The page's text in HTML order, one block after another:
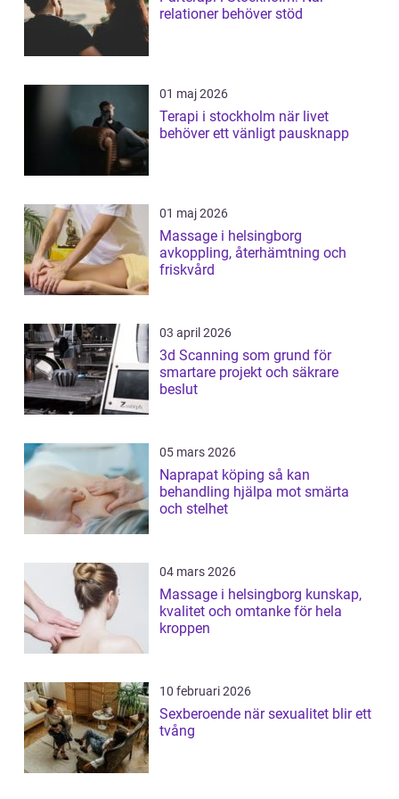
relationer behöver stöd
01 maj 2026
Terapi i stockholm när livet
behöver ett vänligt pausknapp
01 maj 2026
Massage i helsingborg
avkoppling, återhämtning och
friskvård
03 april 2026
3d Scanning som grund för
smartare projekt och säkrare
beslut
05 mars 2026
Naprapat köping så kan
behandling hjälpa mot smärta
och stelhet
04 mars 2026
Massage i helsingborg kunskap,
kvalitet och omtanke för hela
kroppen
10 februari 2026
Sexberoende när sexualitet blir ett
tvång